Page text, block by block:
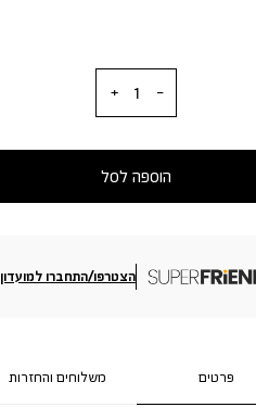
הוספה לסל
הצטרפו/התחברו למועדון
פרטים משלוחים והחזרות